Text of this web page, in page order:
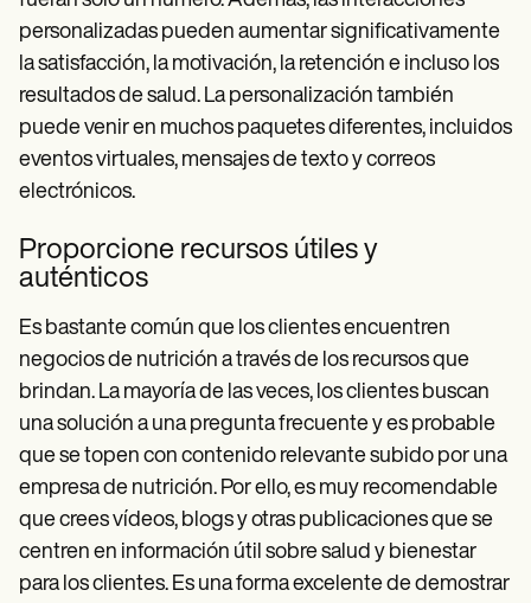
personalizadas pueden aumentar significativamente
la satisfacción, la motivación, la retención e incluso los
resultados de salud. La personalización también
puede venir en muchos paquetes diferentes, incluidos
eventos virtuales, mensajes de texto y correos
electrónicos.
Proporcione recursos útiles y
auténticos
Es bastante común que los clientes encuentren
negocios de nutrición a través de los recursos que
brindan. La mayoría de las veces, los clientes buscan
una solución a una pregunta frecuente y es probable
que se topen con contenido relevante subido por una
empresa de nutrición. Por ello, es muy recomendable
que crees vídeos, blogs y otras publicaciones que se
centren en información útil sobre salud y bienestar
para los clientes. Es una forma excelente de demostrar